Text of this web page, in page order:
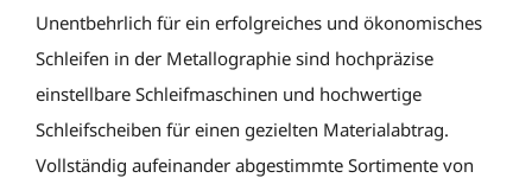
Unentbehrlich für ein erfolgreiches und ökonomisches
Schleifen in der Metallographie sind hochpräzise
einstellbare Schleifmaschinen und hochwertige
Schleifscheiben für einen gezielten Materialabtrag.
Vollständig aufeinander abgestimmte Sortimente von